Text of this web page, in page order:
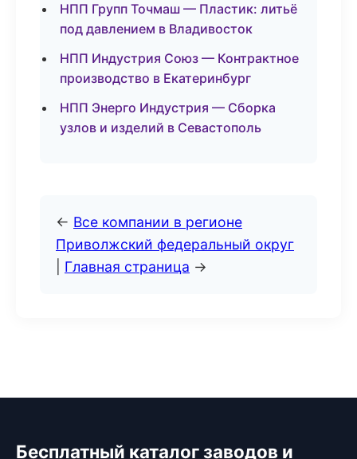
НПП Групп Точмаш — Пластик: литьё
под давлением в Владивосток
НПП Индустрия Союз — Контрактное
производство в Екатеринбург
НПП Энерго Индустрия — Сборка
узлов и изделий в Севастополь
← Все компании в регионе
Приволжский федеральный округ
Главная страница →
Бесплатный каталог заводов и